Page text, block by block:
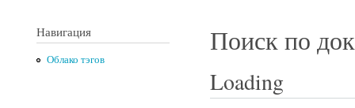
Навигация
Облако тэгов
Поиск по
Loading